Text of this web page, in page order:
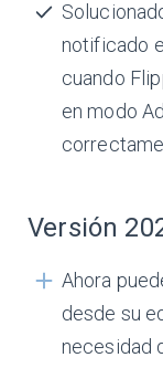
notificado
cuando
en modo
Versión
Ahora
desde su
necesidad